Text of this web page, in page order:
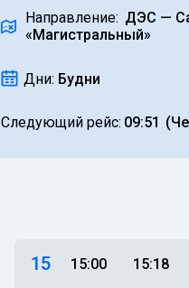
Направление: ДЭС —
«Магистральный»
Дни: Будни
Следующий рейс: 09:51
15 15:00 15:18